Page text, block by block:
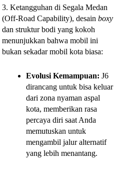
3. Ketangguhan di Segala Medan
(Off-Road Capability), desain boxy
dan struktur bodi yang kokoh
menunjukkan bahwa mobil ini
bukan sekadar mobil kota biasa:
Evolusi Kemampuan: J6
dirancang untuk bisa keluar
dari zona nyaman aspal
kota, memberikan rasa
percaya diri saat Anda
memutuskan untuk
mengambil jalur alternatif
yang lebih menantang.